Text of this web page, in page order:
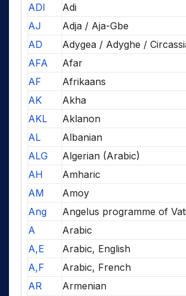
ADI
Adi
AJ
Adja / Aja-Gbe
AD
Adygea / Adyghe /
AFA
Afar
AF
Afrikaans
AK
Akha
AKL
Aklanon
AL
Albanian
ALG
Algerian (Arabic)
AH
Amharic
AM
Amoy
Ang
Angelus programme of
A
Arabic
A,E
Arabic, English
A,F
Arabic, French
AR
Armenian